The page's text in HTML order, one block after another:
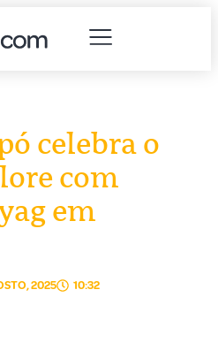
celebra o
com
em
2025 10:32